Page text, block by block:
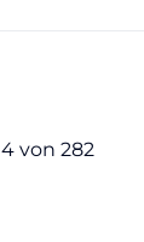
4 von 282